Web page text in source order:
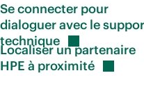
Se connecter pour
dialoguer avec le
technique
Localiser un partenaire
HPE à proximité